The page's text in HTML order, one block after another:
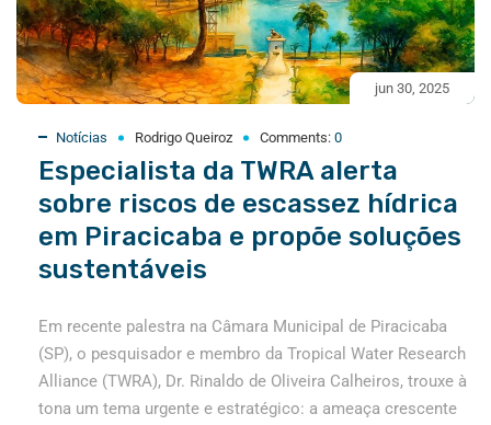
jun 30, 2025
Notícias Rodrigo Queiroz Comments: 0
Especialista da TWRA alerta
sobre riscos de escassez hídrica
em Piracicaba e propõe soluções
sustentáveis
Em recente palestra na Câmara Municipal de Piracicaba
(SP), o pesquisador e membro da Tropical Water Research
Alliance (TWRA), Dr. Rinaldo de Oliveira Calheiros, trouxe à
tona um tema urgente e estratégico: a ameaça crescente